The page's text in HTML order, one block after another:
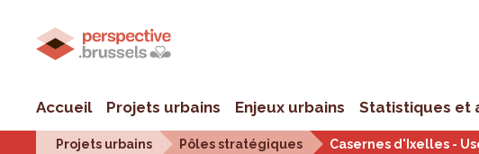
Accueil Projets urbains Enjeux urbains Statistiques et
Projets urbains Pôles stratégiques Casernes d'Ixelles -